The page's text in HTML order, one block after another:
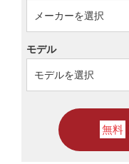
モデル
無料